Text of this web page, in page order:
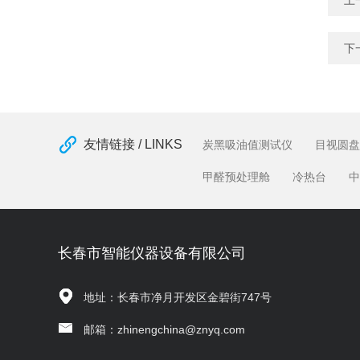
下
友情链接 / LINKS 炭黑吸油值测试仪 目视圆
甲醛预处理舱 冷热台
长春市智能仪器设备有限公司
地址：长春市净月开发区金碧街747号
邮箱：zhinengchina@znyq.com